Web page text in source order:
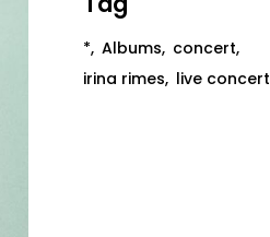
* Albums concert
irina rimes live concert